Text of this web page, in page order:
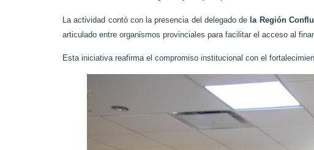
La actividad contó con la presencia del delegado de la Región
articulado entre organismos provinciales para facilitar el acceso al
Esta iniciativa reafirma el compromiso institucional con el